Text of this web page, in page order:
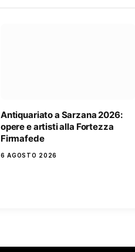
Antiquariato a Sarzana 2026:
opere e artisti alla Fortezza
Firmafede
6 AGOSTO 2026